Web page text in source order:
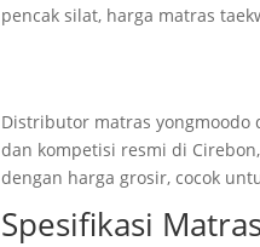
pencak silat, harga matras
Distributor matras
dan kompetisi resmi di
dengan harga grosir, cocok
Spesifikasi